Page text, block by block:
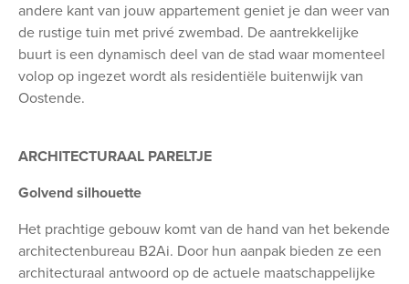
andere kant van jouw appartement geniet je dan weer van
de rustige tuin met privé zwembad. De aantrekkelijke
buurt is een dynamisch deel van de stad waar momenteel
volop op ingezet wordt als residentiële buitenwijk van
Oostende.
ARCHITECTURAAL PARELTJE
Golvend silhouette
Het prachtige gebouw komt van de hand van het bekende
architectenbureau B2Ai. Door hun aanpak bieden ze een
architecturaal antwoord op de actuele maatschappelijke